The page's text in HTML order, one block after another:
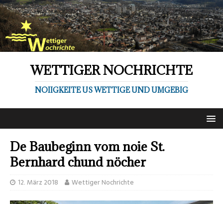
WETTIGER NOCHRICHTE
NOIIGKEITE US WETTIGE UND UMGEBIG
De Baubeginn vom noie St.
Bernhard chund nöcher
12. März 2018 Wettiger Nochrichte